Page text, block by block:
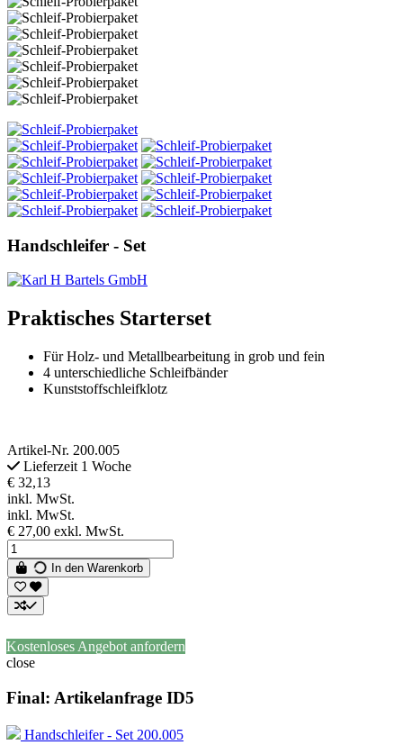
Handschleifer - Set
Praktisches Starterset
Für Holz- und Metallbearbeitung in grob und fein
4 unterschiedliche Schleifbänder
Kunststoffschleifklotz
Artikel-Nr. 200.005
Lieferzeit 1 Woche
€ 32,13
inkl. MwSt.
inkl. MwSt.
€ 27,00 exkl. MwSt.
In den Warenkorb
Kostenloses Angebot anfordern
close
Final: Artikelanfrage ID5
Handschleifer - Set 200.005